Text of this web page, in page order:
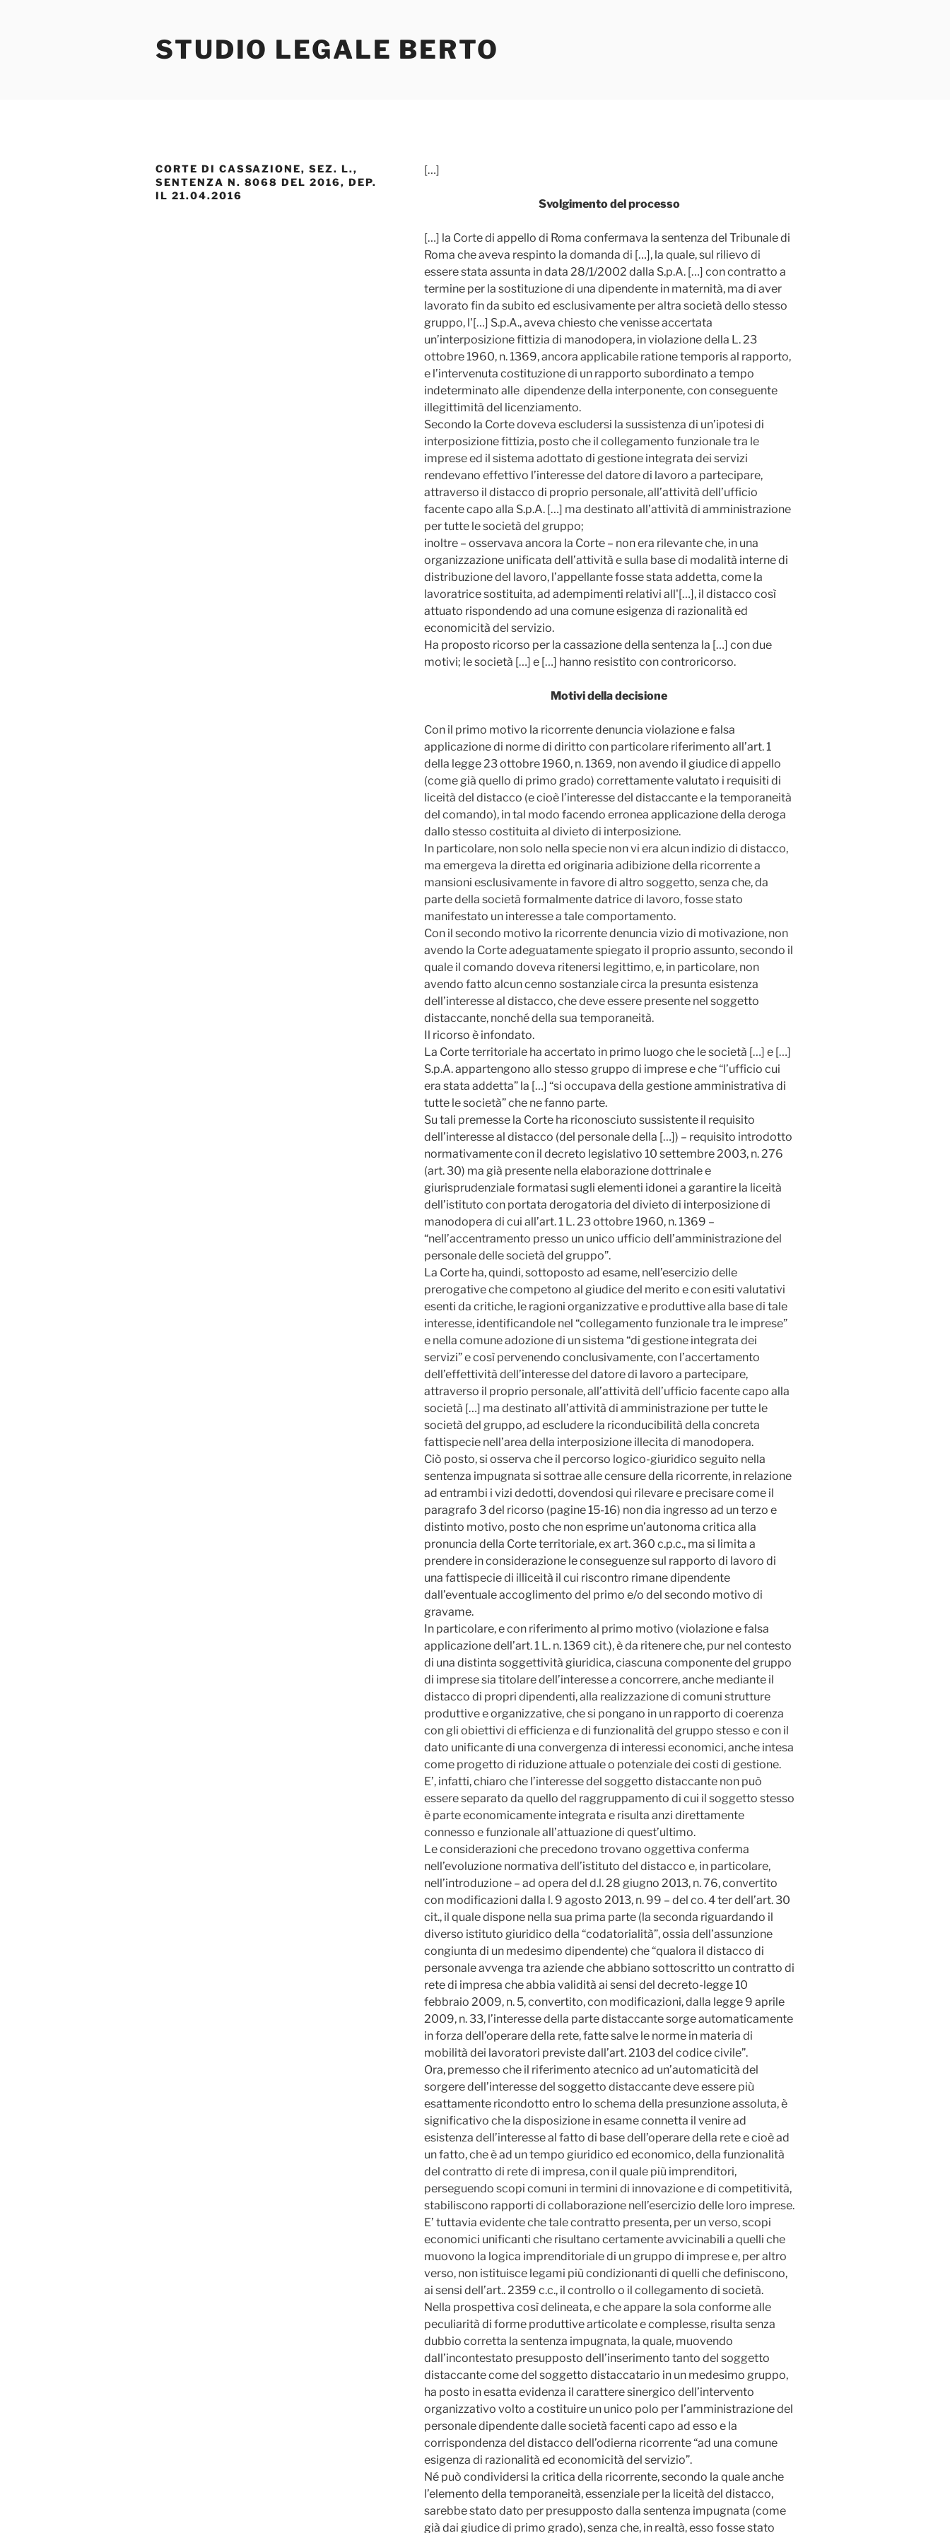
STUDIO LEGALE BERTO
CORTE DI CASSAZIONE, SEZ. L.,
SENTENZA N. 8068 DEL 2016, DEP.
IL 21.04.2016
[…]
Svolgimento del processo
[…] la Corte di appello di Roma confermava la sentenza del Tribunale di
Roma che aveva respinto la domanda di […], la quale, sul rilievo di
essere stata assunta in data 28/1/2002 dalla S.p.A. […] con contratto a
termine per la sostituzione di una dipendente in maternità, ma di aver
lavorato fin da subito ed esclusivamente per altra società dello stesso
gruppo, l'[…] S.p.A., aveva chiesto che venisse accertata
un’interposizione fittizia di manodopera, in violazione della L. 23
ottobre 1960, n. 1369, ancora applicabile ratione temporis al rapporto,
e l’intervenuta costituzione di un rapporto subordinato a tempo
indeterminato alle dipendenze della interponente, con conseguente
illegittimità del licenziamento.
Secondo la Corte doveva escludersi la sussistenza di un’ipotesi di
interposizione fittizia, posto che il collegamento funzionale tra le
imprese ed il sistema adottato di gestione integrata dei servizi
rendevano effettivo l’interesse del datore di lavoro a partecipare,
attraverso il distacco di proprio personale, all’attività dell’ufficio
facente capo alla S.p.A. […] ma destinato all’attività di amministrazione
per tutte le società del gruppo;
inoltre – osservava ancora la Corte – non era rilevante che, in una
organizzazione unificata dell’attività e sulla base di modalità interne di
distribuzione del lavoro, l’appellante fosse stata addetta, come la
lavoratrice sostituita, ad adempimenti relativi all'[…], il distacco così
attuato rispondendo ad una comune esigenza di razionalità ed
economicità del servizio.
Ha proposto ricorso per la cassazione della sentenza la […] con due
motivi; le società […] e […] hanno resistito con controricorso.
Motivi della decisione
Con il primo motivo la ricorrente denuncia violazione e falsa
applicazione di norme di diritto con particolare riferimento all’art. 1
della legge 23 ottobre 1960, n. 1369, non avendo il giudice di appello
(come già quello di primo grado) correttamente valutato i requisiti di
liceità del distacco (e cioè l’interesse del distaccante e la temporaneità
del comando), in tal modo facendo erronea applicazione della deroga
dallo stesso costituita al divieto di interposizione.
In particolare, non solo nella specie non vi era alcun indizio di distacco,
ma emergeva la diretta ed originaria adibizione della ricorrente a
mansioni esclusivamente in favore di altro soggetto, senza che, da
parte della società formalmente datrice di lavoro, fosse stato
manifestato un interesse a tale comportamento.
Con il secondo motivo la ricorrente denuncia vizio di motivazione, non
avendo la Corte adeguatamente spiegato il proprio assunto, secondo il
quale il comando doveva ritenersi legittimo, e, in particolare, non
avendo fatto alcun cenno sostanziale circa la presunta esistenza
dell’interesse al distacco, che deve essere presente nel soggetto
distaccante, nonché della sua temporaneità.
Il ricorso è infondato.
La Corte territoriale ha accertato in primo luogo che le società […] e […]
S.p.A. appartengono allo stesso gruppo di imprese e che “l’ufficio cui
era stata addetta” la […] “si occupava della gestione amministrativa di
tutte le società” che ne fanno parte.
Su tali premesse la Corte ha riconosciuto sussistente il requisito
dell’interesse al distacco (del personale della […]) – requisito introdotto
normativamente con il decreto legislativo 10 settembre 2003, n. 276
(art. 30) ma già presente nella elaborazione dottrinale e
giurisprudenziale formatasi sugli elementi idonei a garantire la liceità
dell’istituto con portata derogatoria del divieto di interposizione di
manodopera di cui all’art. 1 L. 23 ottobre 1960, n. 1369 –
“nell’accentramento presso un unico ufficio dell’amministrazione del
personale delle società del gruppo”.
La Corte ha, quindi, sottoposto ad esame, nell’esercizio delle
prerogative che competono al giudice del merito e con esiti valutativi
esenti da critiche, le ragioni organizzative e produttive alla base di tale
interesse, identificandole nel “collegamento funzionale tra le imprese”
e nella comune adozione di un sistema “di gestione integrata dei
servizi” e così pervenendo conclusivamente, con l’accertamento
dell’effettività dell’interesse del datore di lavoro a partecipare,
attraverso il proprio personale, all’attività dell’ufficio facente capo alla
società […] ma destinato all’attività di amministrazione per tutte le
società del gruppo, ad escludere la riconducibilità della concreta
fattispecie nell’area della interposizione illecita di manodopera.
Ciò posto, si osserva che il percorso logico-giuridico seguito nella
sentenza impugnata si sottrae alle censure della ricorrente, in relazione
ad entrambi i vizi dedotti, dovendosi qui rilevare e precisare come il
paragrafo 3 del ricorso (pagine 15-16) non dia ingresso ad un terzo e
distinto motivo, posto che non esprime un’autonoma critica alla
pronuncia della Corte territoriale, ex art. 360 c.p.c., ma si limita a
prendere in considerazione le conseguenze sul rapporto di lavoro di
una fattispecie di illiceità il cui riscontro rimane dipendente
dall’eventuale accoglimento del primo e/o del secondo motivo di
gravame.
In particolare, e con riferimento al primo motivo (violazione e falsa
applicazione dell’art. 1 L. n. 1369 cit.), è da ritenere che, pur nel contesto
di una distinta soggettività giuridica, ciascuna componente del gruppo
di imprese sia titolare dell’interesse a concorrere, anche mediante il
distacco di propri dipendenti, alla realizzazione di comuni strutture
produttive e organizzative, che si pongano in un rapporto di coerenza
con gli obiettivi di efficienza e di funzionalità del gruppo stesso e con il
dato unificante di una convergenza di interessi economici, anche intesa
come progetto di riduzione attuale o potenziale dei costi di gestione.
E’, infatti, chiaro che l’interesse del soggetto distaccante non può
essere separato da quello del raggruppamento di cui il soggetto stesso
è parte economicamente integrata e risulta anzi direttamente
connesso e funzionale all’attuazione di quest’ultimo.
Le considerazioni che precedono trovano oggettiva conferma
nell’evoluzione normativa dell’istituto del distacco e, in particolare,
nell’introduzione – ad opera del d.l. 28 giugno 2013, n. 76, convertito
con modificazioni dalla l. 9 agosto 2013, n. 99 – del co. 4 ter dell’art. 30
cit., il quale dispone nella sua prima parte (la seconda riguardando il
diverso istituto giuridico della “codatorialità”, ossia dell’assunzione
congiunta di un medesimo dipendente) che “qualora il distacco di
personale avvenga tra aziende che abbiano sottoscritto un contratto di
rete di impresa che abbia validità ai sensi del decreto-legge 10
febbraio 2009, n. 5, convertito, con modificazioni, dalla legge 9 aprile
2009, n. 33, l’interesse della parte distaccante sorge automaticamente
in forza dell’operare della rete, fatte salve le norme in materia di
mobilità dei lavoratori previste dall’art. 2103 del codice civile”.
Ora, premesso che il riferimento atecnico ad un’automaticità del
sorgere dell’interesse del soggetto distaccante deve essere più
esattamente ricondotto entro lo schema della presunzione assoluta, è
significativo che la disposizione in esame connetta il venire ad
esistenza dell’interesse al fatto di base dell’operare della rete e cioè ad
un fatto, che è ad un tempo giuridico ed economico, della funzionalità
del contratto di rete di impresa, con il quale più imprenditori,
perseguendo scopi comuni in termini di innovazione e di competitività,
stabiliscono rapporti di collaborazione nell’esercizio delle loro imprese.
E’ tuttavia evidente che tale contratto presenta, per un verso, scopi
economici unificanti che risultano certamente avvicinabili a quelli che
muovono la logica imprenditoriale di un gruppo di imprese e, per altro
verso, non istituisce legami più condizionanti di quelli che definiscono,
ai sensi dell’art.. 2359 c.c., il controllo o il collegamento di società.
Nella prospettiva così delineata, e che appare la sola conforme alle
peculiarità di forme produttive articolate e complesse, risulta senza
dubbio corretta la sentenza impugnata, la quale, muovendo
dall’incontestato presupposto dell’inserimento tanto del soggetto
distaccante come del soggetto distaccatario in un medesimo gruppo,
ha posto in esatta evidenza il carattere sinergico dell’intervento
organizzativo volto a costituire un unico polo per l’amministrazione del
personale dipendente dalle società facenti capo ad esso e la
corrispondenza del distacco dell’odierna ricorrente “ad una comune
esigenza di razionalità ed economicità del servizio”.
Né può condividersi la critica della ricorrente, secondo la quale anche
l’elemento della temporaneità, essenziale per la liceità del distacco,
sarebbe stato dato per presupposto dalla sentenza impugnata (come
già dai giudice di primo grado), senza che, in realtà, esso fosse stato